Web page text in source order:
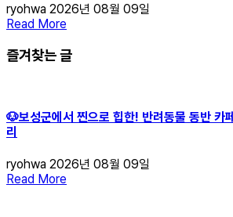
ryohwa 2026년 08월 09일
Read More
즐겨찾는 글
🐶보성군에서 찐으로 힙한! 반려동물 동반
리
ryohwa 2026년 08월 09일
Read More